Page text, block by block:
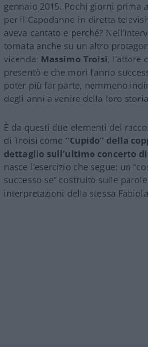
gennaio 2015. Pochi giorni prima
per il Capodanno in diretta
aveva cantato e perché?
tornata anche su un altro
vicenda: Massimo Troisi, l’attore
presentò e che morì l’anno
poter più far parte, nemmeno
degli anni a venire della loro
È da questi due elementi del
di Troisi come “Cupido” della
dettaglio sull’ultimo concerto
nasce l’esercizio che segue: un
successo se” costruito sulle
interpretazioni della stessa